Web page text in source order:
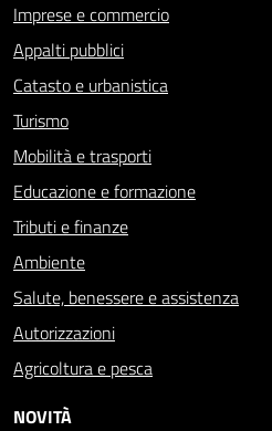
Imprese e commercio
Appalti pubblici
Catasto e urbanistica
Turismo
Mobilità e trasporti
Educazione e formazione
Tributi e finanze
Ambiente
Salute, benessere e assistenza
Autorizzazioni
Agricoltura e pesca
NOVITÀ